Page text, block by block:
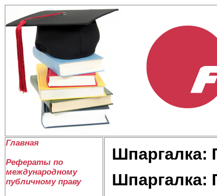
Главная
Рефераты по
международному
публичному праву
Шпаргалка:
Шпаргалка: